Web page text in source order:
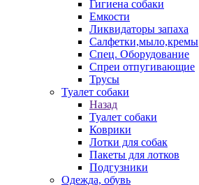
Гигиена собаки
Емкости
Ликвидаторы запаха
Салфетки,мыло,кремы
Спец. Оборудование
Спреи отпугивающие
Трусы
Туалет собаки
Назад
Туалет собаки
Коврики
Лотки для собак
Пакеты для лотков
Подгузники
Одежда, обувь